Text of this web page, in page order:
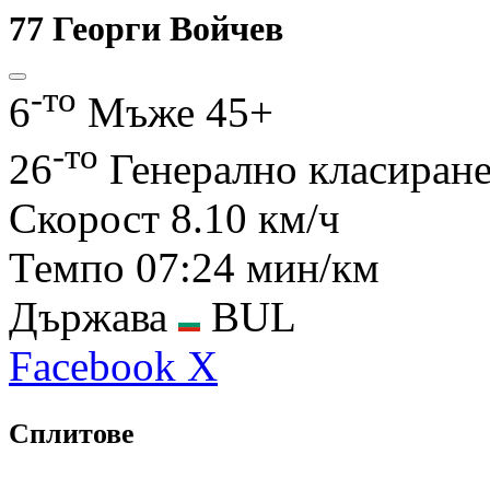
77 Георги Войчев
6-то Мъже 45+
26-то Генерално
Скорост 8.10 км/ч
Темпо 07:24 мин/км
Държава
BUL
Facebook X
Сплитове